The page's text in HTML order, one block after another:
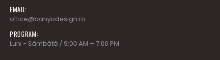
EMAIL:
office@banyodesign.ro
PROGRAM:
Luni - Sâmbătă / 9:00 AM – 7:00 PM